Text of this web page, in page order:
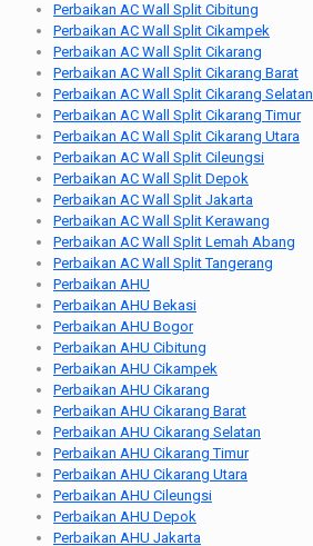
Perbaikan AC Wall Split Cibitung
Perbaikan AC Wall Split Cikampek
Perbaikan AC Wall Split Cikarang
Perbaikan AC Wall Split Cikarang Barat
Perbaikan AC Wall Split Cikarang Selatan
Perbaikan AC Wall Split Cikarang Timur
Perbaikan AC Wall Split Cikarang Utara
Perbaikan AC Wall Split Cileungsi
Perbaikan AC Wall Split Depok
Perbaikan AC Wall Split Jakarta
Perbaikan AC Wall Split Kerawang
Perbaikan AC Wall Split Lemah Abang
Perbaikan AC Wall Split Tangerang
Perbaikan AHU
Perbaikan AHU Bekasi
Perbaikan AHU Bogor
Perbaikan AHU Cibitung
Perbaikan AHU Cikampek
Perbaikan AHU Cikarang
Perbaikan AHU Cikarang Barat
Perbaikan AHU Cikarang Selatan
Perbaikan AHU Cikarang Timur
Perbaikan AHU Cikarang Utara
Perbaikan AHU Cileungsi
Perbaikan AHU Depok
Perbaikan AHU Jakarta